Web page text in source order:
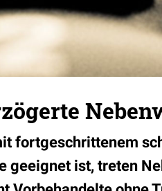
fortgeschrittenem
geeignet ist, treten